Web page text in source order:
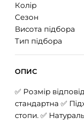
Колір
Сезон
Висота підбора
Тип підбора
ОПИС
✅ Розмір
стандартна ✅
стопи. ✅